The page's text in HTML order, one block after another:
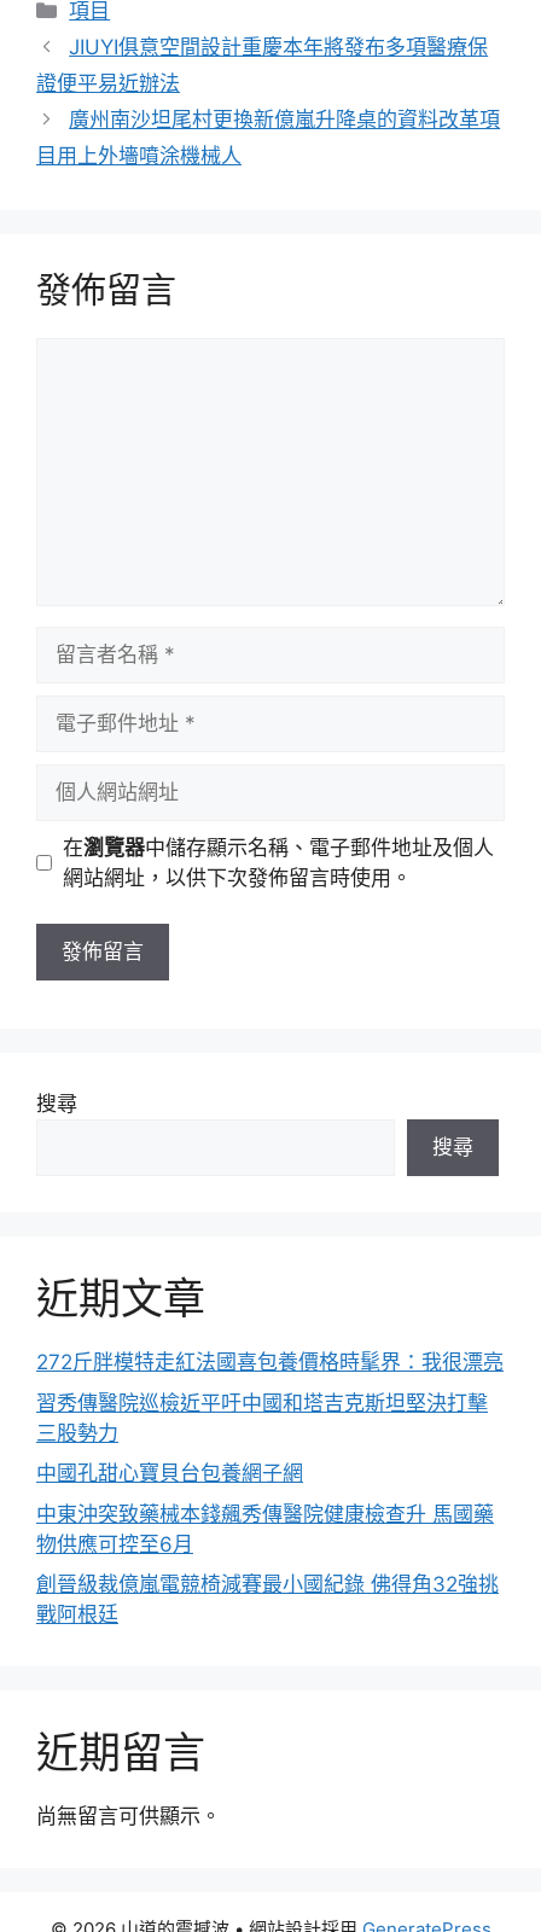
分
類
項目
JIUYI俱意空間設計重慶本年將發布多項醫療保
證便平易近辦法
廣州南沙坦尾村更換新億嵐升降桌的資料改革項
目用上外墻噴涂機械人
發佈留言
址
站
址
在瀏覽器中儲存顯示名稱、電子郵件地址及個人
網站網址，以供下次發佈留言時使用。
搜尋
搜尋
近期文章
272斤胖模特走紅法國喜包養價格時髦界：我很漂亮
習秀傳醫院巡檢近平吁中國和塔吉克斯坦堅決打擊
三股勢力
中國孔甜心寶貝台包養網子網
中東沖突致藥械本錢飆秀傳醫院健康檢查升 馬國藥
物供應可控至6月
創晉級裁億嵐電競椅減賽最小國紀錄 佛得角32強挑
戰阿根廷
近期留言
尚無留言可供顯示。